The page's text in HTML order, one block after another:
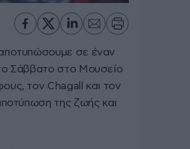
σε έναν
Σάββατο στο Μουσείο
τον Chagall και τον
της ζωής και